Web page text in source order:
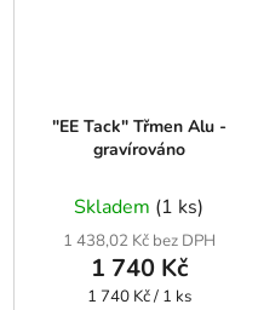
"EE Tack" Třmen Alu -
gravírováno
Skladem (1 ks)
1 438,02 Kč bez DPH
1 740 Kč
Měrná
1 740 Kč / 1 ks